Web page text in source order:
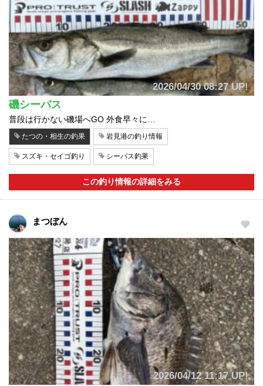
2026/04/30 08:27 UP!
磯シーバス
普段は行かない磯場へGO 外食早々に…
たつの・相生の釣果 岩見港の釣り情報
スズキ・セイゴ釣り シーバス釣果
この釣り情報の詳細をみる
まつぼん
2026/04/12 11:17 UP!